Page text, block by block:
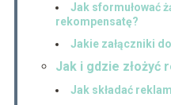
Jak sformułować
rekompensatę?
Jakie załączniki
Jak i gdzie złożyć
Jak składać